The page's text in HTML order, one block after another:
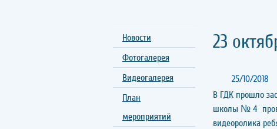
Новости
Фотогалерея
Видеогалерея
План
мероприятий
23
25/10/2018
В ГДК прошло
школы № 4
видеоролика